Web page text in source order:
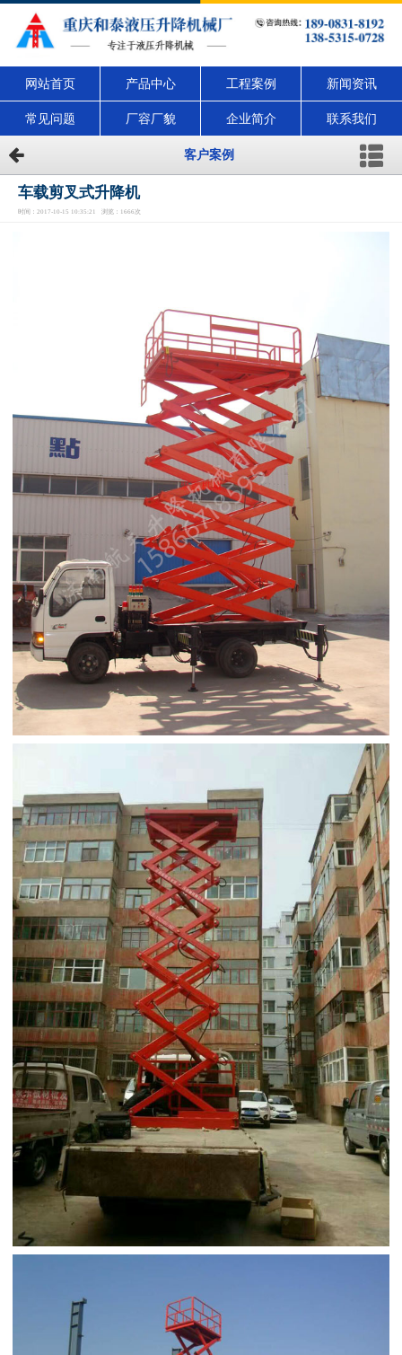
网站首页 产品中心 工程案例 新闻资讯
常见问题 厂容厂貌 企业简介 联系我们
客户案例
车载剪叉式升降机
时间：2017-10-15 10:35:21 浏览：1666次